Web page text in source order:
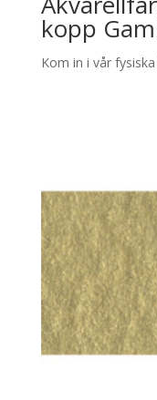
kopp
Kom in i vår